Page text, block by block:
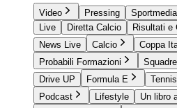
Video Pressing
Live
Diretta Calcio
Risultati e
News Live
Calcio Coppa
Probabili Formazioni
Squadre
Drive UP
Formula E Tennis
Podcast
Lifestyle
Un libro